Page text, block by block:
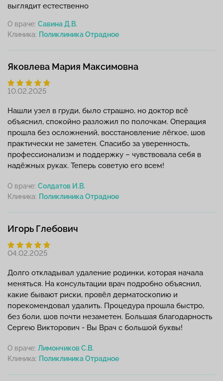
выглядит естественно
О враче: Савина Д.В.
Клиника:
Яковлева Мария Максимовна
10.02.2025
Нашли узел в груди, было страшно, но доктор всё
объяснил, спокойно разложил по полочкам. Операция
прошла без осложнений, восстановление лёгкое, шов
практически не заметен. Спасибо за уверенность,
профессионализм и поддержку – чувствовала себя в
надёжных руках. Теперь советую его всем!
О враче: Солдатов И.В.
Клиника:
Игорь Глебович
04.02.2025
Долго откладывал удаление родинки, которая начала
меняться. На консультации врач подробно объяснил,
какие бывают риски, провёл дерматоскопию и
порекомендовал удалить. Процедура прошла быстро,
без боли, шов почти незаметен. Большая благодарность
Сергею Викторович - Вы Врач с большой буквы!
О враче: Лимончиков С.В.
Клиника: